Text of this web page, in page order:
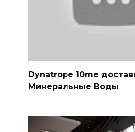
Dynatrope 10me
Минеральные Воды